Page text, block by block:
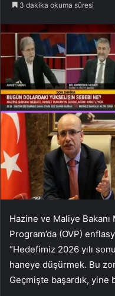
3 dakika okuma süresi
Hazine ve Maliye
Program’da (OVP)
“Hedefimiz 2026 yılı
haneye düşürmek. Bu
Geçmişte başardık, yine